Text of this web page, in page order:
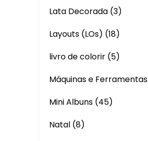
Lata Decorada (3)
Layouts (LOs) (18)
livro de colorir (5)
Máquinas e Ferramentas
Mini Albuns (45)
Natal (8)